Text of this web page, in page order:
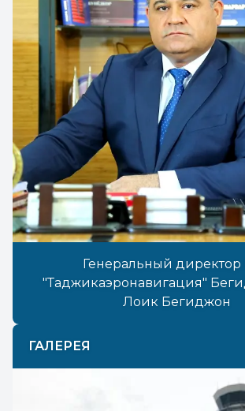
Генеральный директор
"Таджикаэронавигация"
Лоик Бегиджон
ГАЛЕРЕЯ